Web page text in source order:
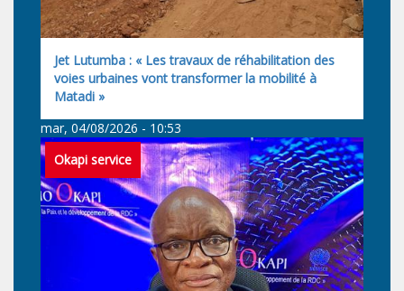
Jet Lutumba : « Les travaux de réhabilitation des
voies urbaines vont transformer la mobilité à
Matadi »
mar, 04/08/2026 - 10:53
Okapi service